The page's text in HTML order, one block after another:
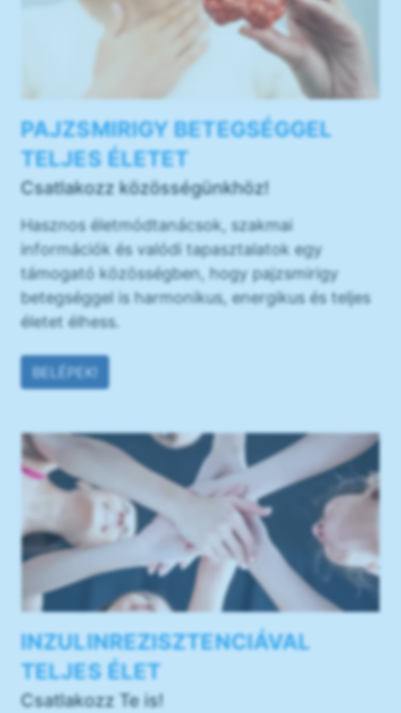
PAJZSMIRIGY BETEGSÉGGEL
TELJES ÉLETET
Csatlakozz közösségünkhöz!
Hasznos életmódtanácsok, szakmai
információk és valódi tapasztalatok egy
támogató közösségben, hogy pajzsmirigy
betegséggel is harmonikus, energikus és teljes
életet élhess.
BELÉPEK!
INZULINREZISZTENCIÁVAL
TELJES ÉLET
Csatlakozz Te is!